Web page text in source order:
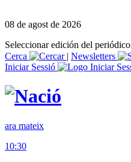
08 de agost de 2026
Seleccionar edición del periódico
Cerca
| Newsletters
Iniciar Sessió
ara mateix
10:30